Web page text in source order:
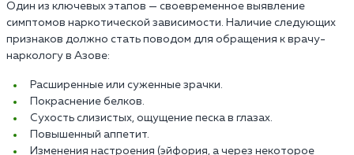
Один из ключевых этапов — своевременное выявление
симптомов наркотической зависимости. Наличие следующих
признаков должно стать поводом для обращения к врачу-
наркологу в Азове:
Расширенные или суженные зрачки.
Покраснение белков.
Сухость слизистых, ощущение песка в глазах.
Повышенный аппетит.
Изменения настроения (эйфория, а через некоторое